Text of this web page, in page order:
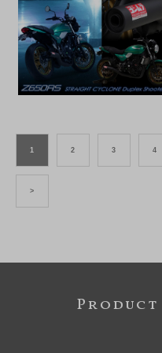
1 2 3 4
>
Product